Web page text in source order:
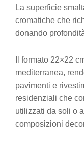
La superficie
cromatiche che
donando
Il formato 22×22
mediterranea,
pavimenti e
residenziali che
utilizzati da soli o
composizioni